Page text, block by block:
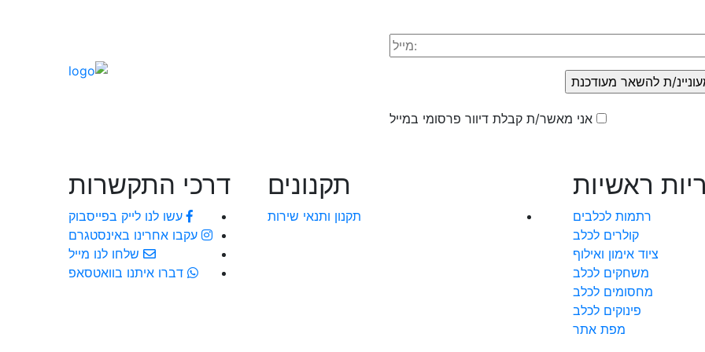
אני מאשר/ת קבלת דיוור פרסומי במייל
ראשיות
רתמות לכלבים
קולרים לכלב
ציוד אימון ואילוף
משחקים לכלב
מחסומים לכלב
פינוקים לכלב
מפת אתר
תקנונים
תקנון ותנאי שירות
דרכי התקשרות
עשו לנו לייק בפייסבוק
עקבו אחרינו באינסטגרם
שלחו לנו מייל
דברו איתנו בוואטסאפ